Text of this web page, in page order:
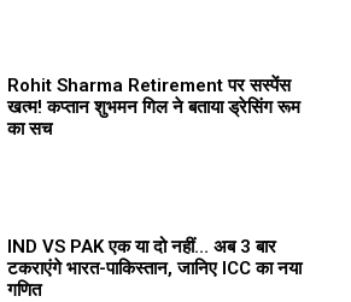
Rohit Sharma Retirement पर सस्पेंस
खत्म! कप्तान शुभमन गिल ने बताया ड्रेसिंग रूम
का सच
IND VS PAK एक या दो नहीं… अब 3 बार
टकराएंगे भारत-पाकिस्तान, जानिए ICC का नया
गणित